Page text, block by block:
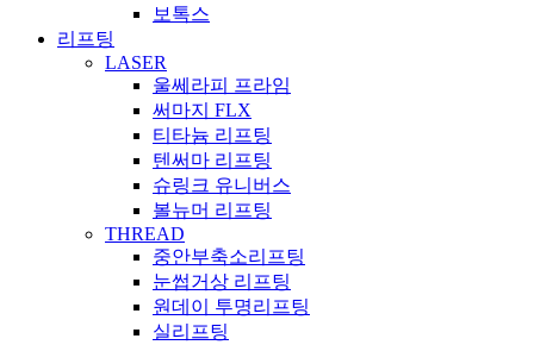
보톡스
리프팅
LASER
울쎄라피 프라임
써마지 FLX
티타늄 리프팅
텐써마 리프팅
슈링크 유니버스
볼뉴머 리프팅
THREAD
중안부축소리프팅
눈썹거상 리프팅
원데이 투명리프팅
실리프팅